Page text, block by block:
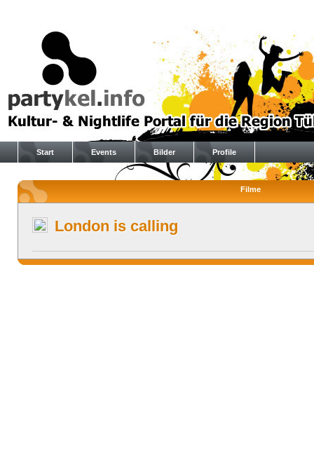
Start Events Bilder Profile
Filme
London is calling